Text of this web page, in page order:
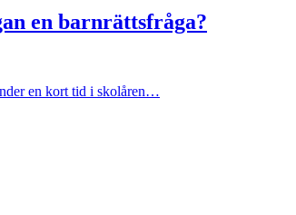
en barnrättsfråga?
en kort tid i skolåren…